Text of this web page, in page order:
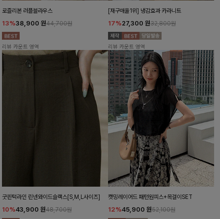
로즐리본 러플블라우스
13%38,900 원44,700원
리뷰 카운트 영역
[재구매율1위] 냉감효과 카라니트
17%27,300 원32,800원
리뷰 카운트 영역
굿핀턱라인 린넨와이드슬랙스[S,M,L사이즈]
10%43,900 원48,700원
캣밍레이어드 패턴원피스+목걸이SET
12%45,900 원52,100원